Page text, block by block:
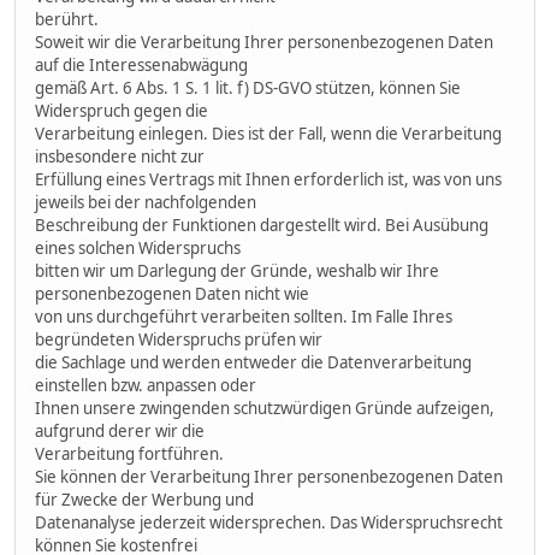
berührt.
Soweit wir die Verarbeitung Ihrer personenbezogenen Daten
auf die Interessenabwägung
gemäß Art. 6 Abs. 1 S. 1 lit. f) DS-GVO stützen, können Sie
Widerspruch gegen die
Verarbeitung einlegen. Dies ist der Fall, wenn die Verarbeitung
insbesondere nicht zur
Erfüllung eines Vertrags mit Ihnen erforderlich ist, was von uns
jeweils bei der nachfolgenden
Beschreibung der Funktionen dargestellt wird. Bei Ausübung
eines solchen Widerspruchs
bitten wir um Darlegung der Gründe, weshalb wir Ihre
personenbezogenen Daten nicht wie
von uns durchgeführt verarbeiten sollten. Im Falle Ihres
begründeten Widerspruchs prüfen wir
die Sachlage und werden entweder die Datenverarbeitung
einstellen bzw. anpassen oder
Ihnen unsere zwingenden schutzwürdigen Gründe aufzeigen,
aufgrund derer wir die
Verarbeitung fortführen.
Sie können der Verarbeitung Ihrer personenbezogenen Daten
für Zwecke der Werbung und
Datenanalyse jederzeit widersprechen. Das Widerspruchsrecht
können Sie kostenfrei